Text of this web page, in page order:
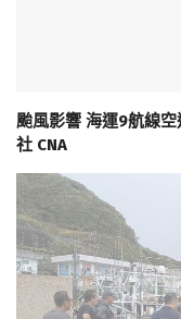
颱風影響 海運9航線
社 CNA